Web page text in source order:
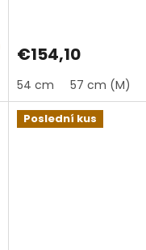
€154,10
54 cm 57 cm (M)
Poslední kus